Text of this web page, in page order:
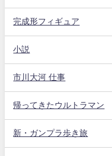
完成形フィギュア
小説
市川大河 仕事
帰ってきたウルトラマン
新・ガンプラ歩き旅